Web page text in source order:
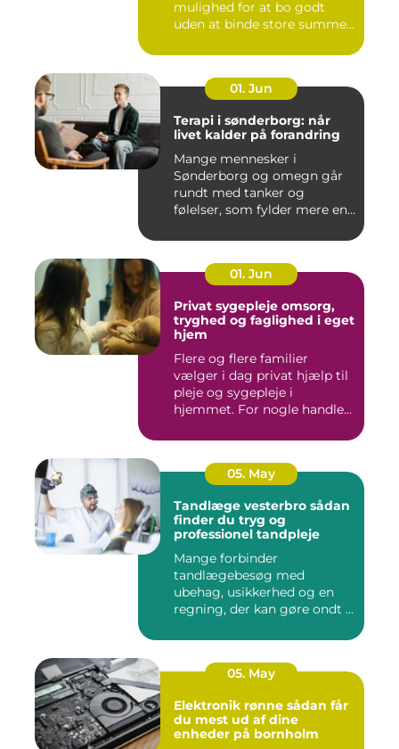
mulighed for at bo godt
uden at binde store summer
01. Jun
Terapi i sønderborg: når
livet kalder på forandring
Mange mennesker i
Sønderborg og omegn går
rundt med tanker og
følelser, som fylder mere end
01. Jun
Privat sygepleje omsorg,
tryghed og faglighed i eget
hjem
Flere og flere familier
vælger i dag privat hjælp til
pleje og sygepleje i
hjemmet. For nogle handle...
05. May
Tandlæge vesterbro sådan
finder du tryg og
professionel tandpleje
Mange forbinder
tandlægebesøg med
ubehag, usikkerhed og en
regning, der kan gøre ondt i
05. May
Elektronik rønne sådan får
du mest ud af dine
enheder på bornholm